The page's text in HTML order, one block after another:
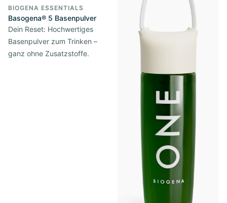
BIOGENA ESSENTIALS
Basogena® 5 Basenpulver
Dein Reset: Hochwertiges
Basenpulver zum Trinken –
ganz ohne Zusatzstoffe.